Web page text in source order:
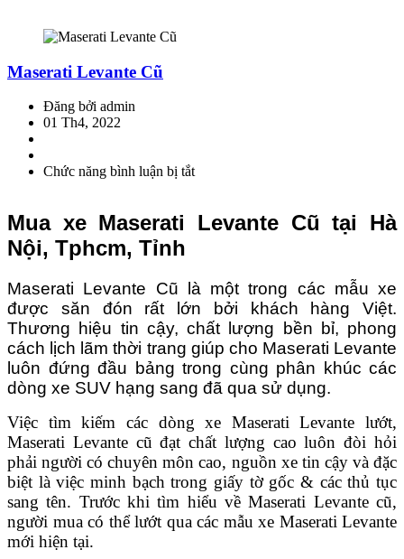
Maserati Levante Cũ
Đăng bởi admin
01 Th4, 2022
Chức năng bình luận bị tắtở
Cũ
Mua xe Maserati Levante Cũ tại Hà
Nội, Tphcm, Tỉnh
Maserati Levante Cũ là một trong các mẫu xe
được săn đón rất lớn bởi khách hàng Việt.
Thương hiệu tin cậy, chất lượng bền bỉ, phong
cách lịch lãm thời trang giúp cho Maserati Levante
luôn đứng đầu bảng trong cùng phân khúc các
dòng xe SUV hạng sang đã qua sử dụng.
Việc tìm kiếm các dòng xe Maserati Levante lướt,
Maserati Levante cũ đạt chất lượng cao luôn đòi hỏi
phải người có chuyên môn cao, nguồn xe tin cậy và đặc
biệt là việc minh bạch trong giấy tờ gốc & các thủ tục
sang tên. Trước khi tìm hiểu về Maserati Levante cũ,
người mua có thể lướt qua các mẫu xe Maserati Levante
mới hiện tại.